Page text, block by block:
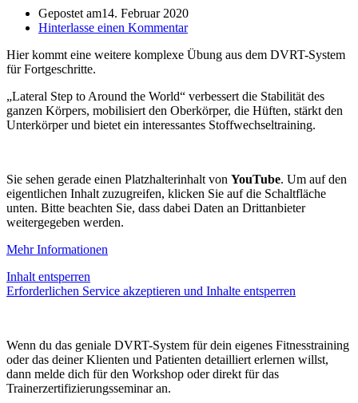
Gepostet am14. Februar 2020
Hinterlasse einen Kommentar
Hier kommt eine weitere komplexe Übung aus dem DVRT-System
für Fortgeschritte.
„Lateral Step to Around the World“ verbessert die Stabilität des
ganzen Körpers, mobilisiert den Oberkörper, die Hüften, stärkt den
Unterkörper und bietet ein interessantes Stoffwechseltraining.
Sie sehen gerade einen Platzhalterinhalt von YouTube. Um auf den
eigentlichen Inhalt zuzugreifen, klicken Sie auf die Schaltfläche
unten. Bitte beachten Sie, dass dabei Daten an Drittanbieter
weitergegeben werden.
Mehr Informationen
Inhalt entsperren
Erforderlichen Service akzeptieren und Inhalte entsperren
Wenn du das geniale DVRT-System für dein eigenes Fitnesstraining
oder das deiner Klienten und Patienten detailliert erlernen willst,
dann melde dich für den Workshop oder direkt für das
Trainerzertifizierungsseminar an.